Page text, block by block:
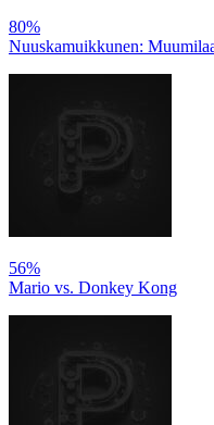
80%
Nuuskamuikkunen:
56%
Mario vs. Donkey Kong